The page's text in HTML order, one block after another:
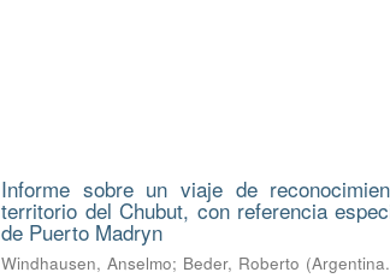
Informe sobre un viaje de
territorio del Chubut, con referencia
de Puerto Madryn
Windhausen, Anselmo; Beder, Roberto (